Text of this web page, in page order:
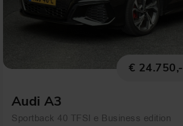
€ 24.750,-
Audi A3
Sportback 40 TFSI e Business edition